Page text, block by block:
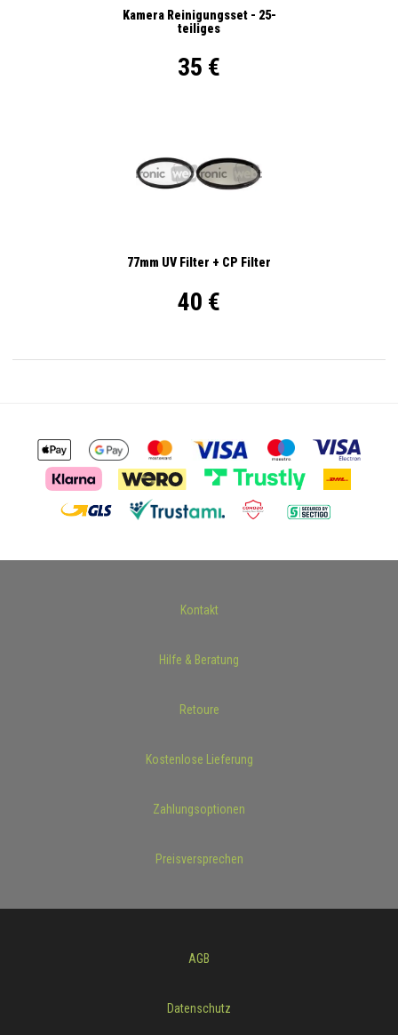
Kamera Reinigungsset - 25-
teiliges
35 €
77mm UV Filter + CP Filter
40 €
Kontakt
Hilfe & Beratung
Retoure
Kostenlose Lieferung
Zahlungsoptionen
Preisversprechen
AGB
Datenschutz